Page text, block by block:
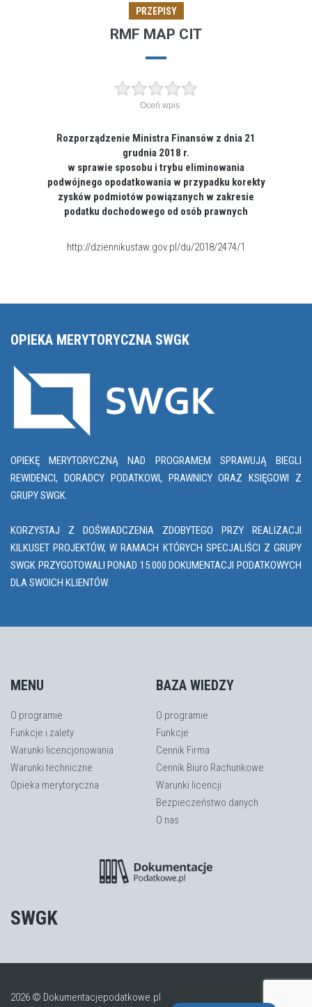
PRZEPISY
RMF MAP CIT
Oceń wpis
Rozporządzenie Ministra Finansów z dnia 21
grudnia 2018 r.
w sprawie sposobu i trybu eliminowania
podwójnego opodatkowania w przypadku korekty
zysków podmiotów powiązanych w zakresie
podatku dochodowego od osób prawnych
http://dziennikustaw.gov.pl/du/2018/2474/1
OPIEKA MERYTORYCZNA SWGK
OPIEKĘ MERYTORYCZNĄ NAD PROGRAMEM SPRAWUJĄ BIEGLI
REWIDENCI, DORADCY PODATKOWI, PRAWNICY ORAZ KSIĘGOWI Z
GRUPY SWGK.
KORZYSTAJ Z DOŚWIADCZENIA ZDOBYTEGO PRZY REALIZACJI
KILKUSET PROJEKTÓW, W RAMACH KTÓRYCH SPECJALIŚCI Z GRUPY
SWGK PRZYGOTOWALI PONAD 15.000 DOKUMENTACJI PODATKOWYCH
DLA SWOICH KLIENTÓW.
MENU
O programie
Funkcje i zalety
Warunki licencjonowania
Warunki techniczne
Opieka merytoryczna
BAZA WIEDZY
O programie
Funkcje
Cennik Firma
Cennik Biuro Rachunkowe
Warunki licencji
Bezpieczeństwo danych
O nas
SWGK
2026 © Dokumentacjepodatkowe.pl